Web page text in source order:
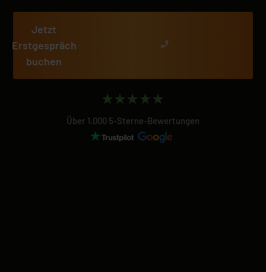
Jetzt
Erstgespräch
buchen
Über 1.000 5-Sterne-Bewertungen